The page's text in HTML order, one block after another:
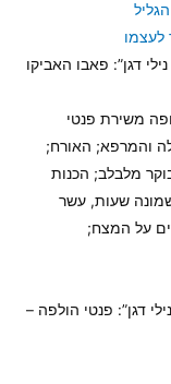
לעצמו
נילי דגן”: פאבו האביקו
משירת פנטי
והמרפא; האורח;
מלבלב; הכנות
שעות, עשר
על המצח;